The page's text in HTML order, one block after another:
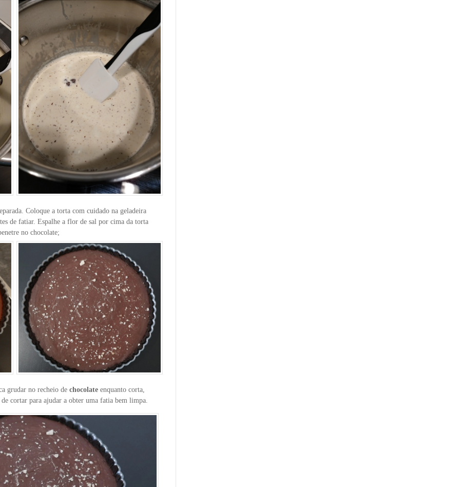
Coloque a torta com cuidado na geladeira
de fatiar. Espalhe a flor de sal por cima da torta
no chocolate;
grudar no recheio de chocolate enquanto corta,
de cortar para ajudar a obter uma fatia bem limpa.